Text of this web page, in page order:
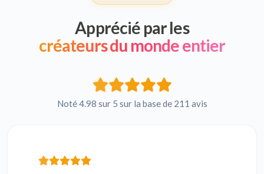
Apprécié par les
créateurs du monde entier
Noté 4.98 sur 5 sur la base de 211 avis